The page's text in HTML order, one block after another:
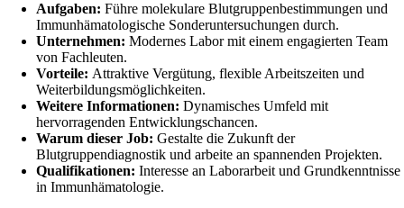
Aufgaben: Führe molekulare Blutgruppenbestimmungen und
Immunhämatologische Sonderuntersuchungen durch.
Unternehmen: Modernes Labor mit einem engagierten Team
von Fachleuten.
Vorteile: Attraktive Vergütung, flexible Arbeitszeiten und
Weiterbildungsmöglichkeiten.
Weitere Informationen: Dynamisches Umfeld mit
hervorragenden Entwicklungschancen.
Warum dieser Job: Gestalte die Zukunft der
Blutgruppendiagnostik und arbeite an spannenden Projekten.
Qualifikationen: Interesse an Laborarbeit und Grundkenntnisse
in Immunhämatologie.